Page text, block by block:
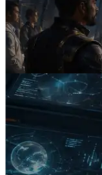
에이전트가
제하는 시대
이 글 읽기